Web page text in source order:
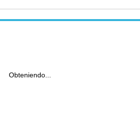
Obteniendo...